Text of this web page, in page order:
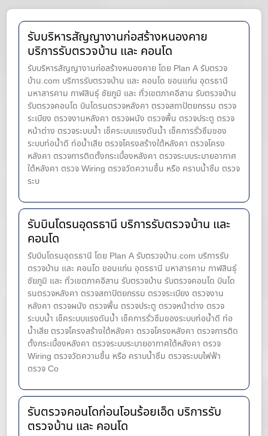
รับบริหารสัญญางานก่อสร้างหนองคาย
บริการรับตรวจบ้าน และ คอนโด
รับบริหารสัญญางานก่อสร้างหนองคาย โดย Plan A รับตรวจ
บ้าน.com บริการรับตรวจบ้าน และ คอนโด ขอนแก่น อุดรธานี
มหาสารคาม กาฬสินธุ์ ชัยภูมิ และ ทั่วเขตภาคอีสาน รับตรวจบ้าน
รับตรวจคอนโด บินโดรนตรวจหลังคา ตรวจสถาปัตยกรรม ตรวจ
ระเบียง ตรวจงานหลังคา ตรวจผนัง ตรวจพื้น ตรวจประตู ตรวจ
หน้าต่าง​ ตรวจระบบน้ำ เช็คระบบแรงดันน้ำ เช็คการรั่วซึมของ
ระบบท่อน้ำ​ดี ท่อน้ำ​เสีย ตรวจโครงสร้างใต้หลังคา ตรวจโครง
หลังคา ตรวจการติดตั้งกระเบื้องหลังคา ตรวจระบบระบายอากาศ
ใต้หลังคา ตรวจ Wiring ตรวจวัดความชื้น หรือ คราบน้ำซึม ตรวจ
ระบ
รับบินโดรนอุดรธานี บริการรับตรวจบ้าน และ
คอนโด
รับบินโดรนอุดรธานี โดย Plan A รับตรวจบ้าน.com บริการรับ
ตรวจบ้าน และ คอนโด ขอนแก่น อุดรธานี มหาสารคาม กาฬสินธุ์
ชัยภูมิ และ ทั่วเขตภาคอีสาน รับตรวจบ้าน รับตรวจคอนโด บินโด
รนตรวจหลังคา ตรวจสถาปัตยกรรม ตรวจระเบียง ตรวจงาน
หลังคา ตรวจผนัง ตรวจพื้น ตรวจประตู ตรวจหน้าต่าง​ ตรวจ
ระบบน้ำ เช็คระบบแรงดันน้ำ เช็คการรั่วซึมของระบบท่อน้ำ​ดี ท่อ
น้ำ​เสีย ตรวจโครงสร้างใต้หลังคา ตรวจโครงหลังคา ตรวจการติด
ตั้งกระเบื้องหลังคา ตรวจระบบระบายอากาศใต้หลังคา ตรวจ
Wiring ตรวจวัดความชื้น หรือ คราบน้ำซึม ตรวจระบบไฟฟ้า
ตรวจ Co
รับตรวจคอนโดก่อนโอนร้อยเอ็ด บริการรับ
ตรวจบ้าน และ คอนโด